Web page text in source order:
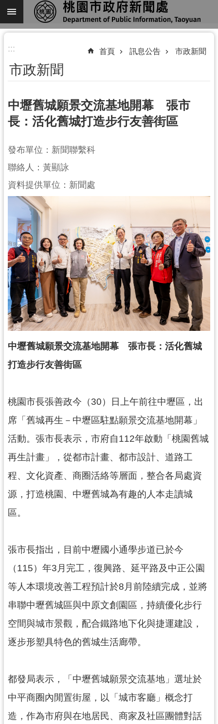
跳到主要內容區塊
進
搜
尋
關
我
們
機
業
務
資
訊
訊
息
公
便
民
府
資
公
開
回
首
站
導
政
信
問
園
::: 首頁 訊息公告 市政新聞
市政新聞
中壢舊城願景交流基地開幕 張市
長：活化舊城打造步行友善街區
發布單位：新聞聯繫科
聯絡人：黃顯詠
資料提供單位：新聞處
中壢舊城願景交流基地開幕 張市長：活化舊城
打造步行友善街區
桃園市長張善政今（30）日上午前往中壢區，出
席「舊城再生－中壢區駐點願景交流基地開幕」
活動。張市長表示，市府自112年啟動「桃園舊城
再生計畫」，從都市計畫、都市設計、道路工
程、文化資產、商圈活絡等層面，整合各局處資
源，打造桃園、中壢舊城為有趣的人本走讀城
區。
張市長指出，目前中壢國小通學步道已於今
（115）年3月完工，復興路、延平路及中正公園
等人本環境改善工程預計於8月前陸續完成，並將
串聯中壢舊城區與中原文創園區，持續優化步行
空間與城市景觀，配合鐵路地下化與捷運建設，
逐步形塑具特色的舊城生活廊帶。
都發局表示，「中壢舊城願景交流基地」選址於
中平商圈內閒置街屋，以「城市客廳」概念打
造，作為市府與在地居民、商家及社區團體對話